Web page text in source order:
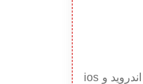
CalcTapeاپلیکیشنی برای گوشی‌های اندروید و ios